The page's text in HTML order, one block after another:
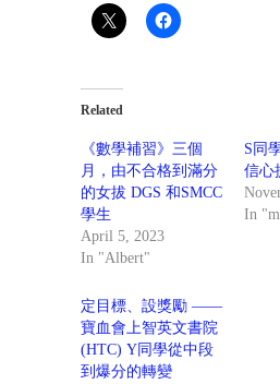
Related
《數學補習》三個
月，由不合格到滿分
的女拔 DGS 和SMCC
學生
April 5, 2023
In "Albert"
S同
信心
In
定目標、設獎勵 ——
寶血會上智英文書院
(HTC) Y同學從中段
到爆分的轉變